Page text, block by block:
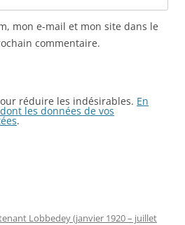
mon e-mail et mon site dans le
commentaire.
réduire les indésirables. En
les données de vos
.
Lobbedey (janvier 1920 – juillet